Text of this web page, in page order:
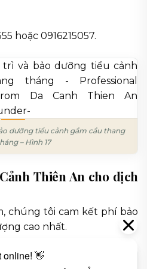
hoặc 0916215057.
dưỡng tiểu cảnh gầm cầu thang
– Hình 17
Thiên An cho dịch
chúng tôi cam kết phí bảo
cao nhất.